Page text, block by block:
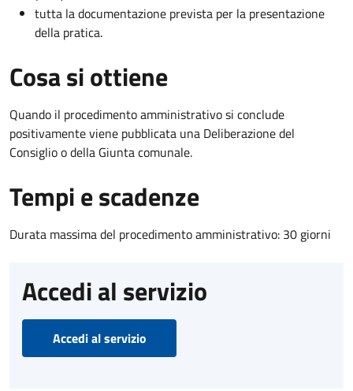
tutta la documentazione prevista per la presentazione
della pratica.
Cosa si ottiene
Quando il procedimento amministrativo si conclude
positivamente viene pubblicata una Deliberazione del
Consiglio o della Giunta comunale.
Tempi e scadenze
Durata massima del procedimento amministrativo: 30 giorni
Accedi al servizio
Accedi al servizio